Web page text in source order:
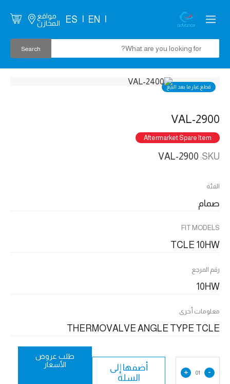
EN
ES
مواقع
المخازن
قطع غيار ما بعد البيع
VAL-2900
Aftermarket Spare Item
SKU:
الفئة
صمام
FIT MODELS
TCLE 10HW
رقم المرجع
10HW
معلومات أخرى
THERMOVALVE ANGLE TYPE TCLE
-
01
+
أضفها إلى
السلة
طلب عروض
الأسعار